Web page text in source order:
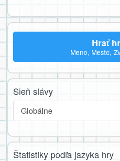
Hrať
Meno, Mesto,
Sieň slávy
Globálne
Štatistiky podľa jazyka hry